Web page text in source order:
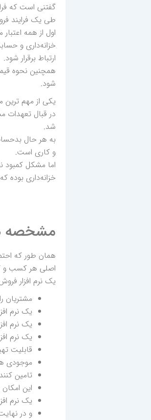
گفتنی است که
طی یک فرایند
اول از همه
خزانه‌داری و
ارتباط برقرار شود.
همچنین نحوه
شود.
یکی از مهم ترین
در قبال تعهدات
شد.
به هر حال
و کاری است.
اما مشکل کمبود
خزانه‌داری
مشخصه
همان طور که
اصلی هر کسب و
یک نرم افزار
مشتریان
یک نرم
یک نرم
یک نرم
قابلیت
موجودی
تامین
این امکان
یک نرم
و در